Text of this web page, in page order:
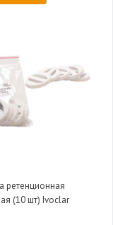
ретенционная
(10 шт) Ivoclar